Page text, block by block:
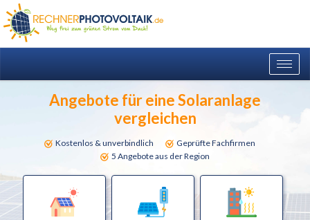
Angebote für eine Solaranlage
vergleichen
Kostenlos & unverbindlich
Geprüfte Fachfirmen
5 Angebote aus der Region